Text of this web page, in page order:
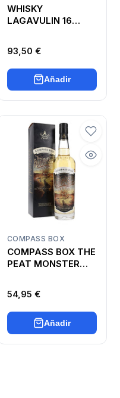
WHISKY
LAGAVULIN 16
93,50 €
Añadir
COMPASS BOX
COMPASS BOX THE
PEAT MONSTER
54,95 €
Añadir